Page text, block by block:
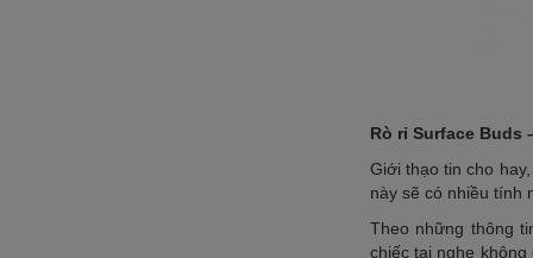
Rò rỉ Surface
Giới thạo tin cho
này sẽ có nhiều tính
Theo những thông
chiếc tai nghe